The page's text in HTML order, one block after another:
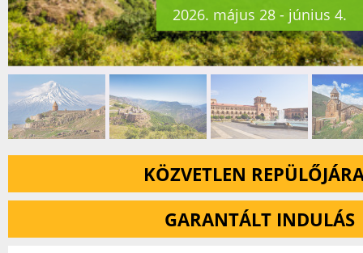
2026. május 28 - június 4.
KÖZVETLEN
GARANTÁLT INDULÁS